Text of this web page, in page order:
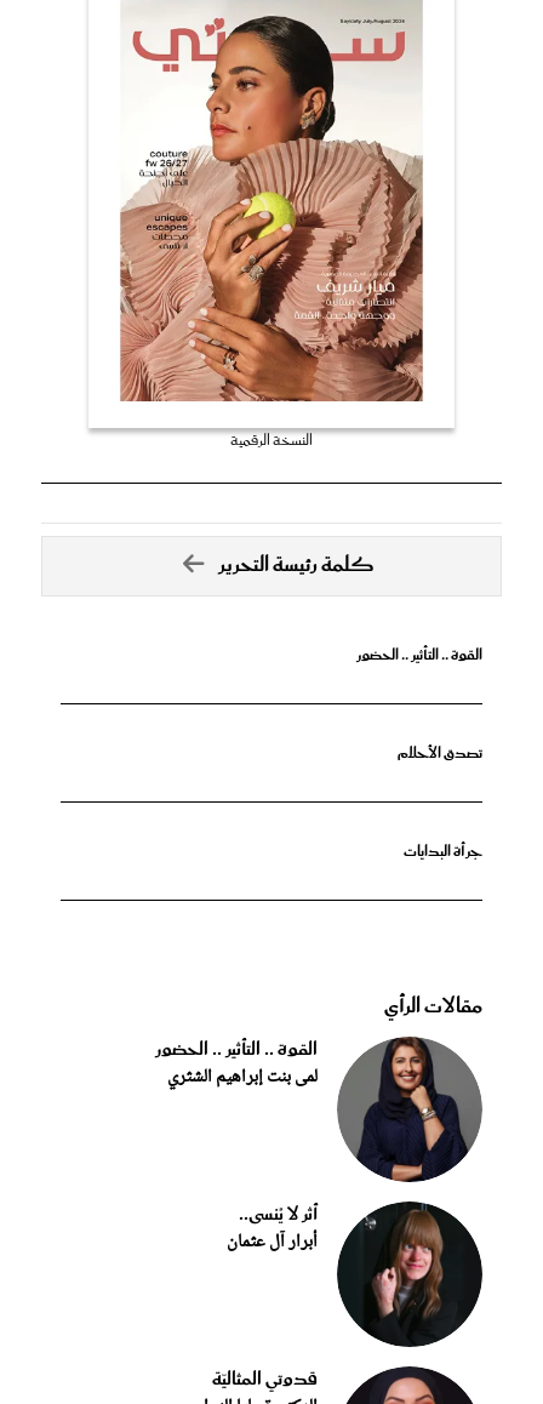
النسخة الرقمية
كلمة رئيسة التحرير
القوة .. التأثير .. الحضور
تصدق الأحلام
جرأة البدايات
مقالات الرأي
القوة .. التأثير .. الحضور
لمى بنت إبراهيم الشثري
أثر لا يُنسى..
أبرار آل عثمان
قدوتي المثاليّة